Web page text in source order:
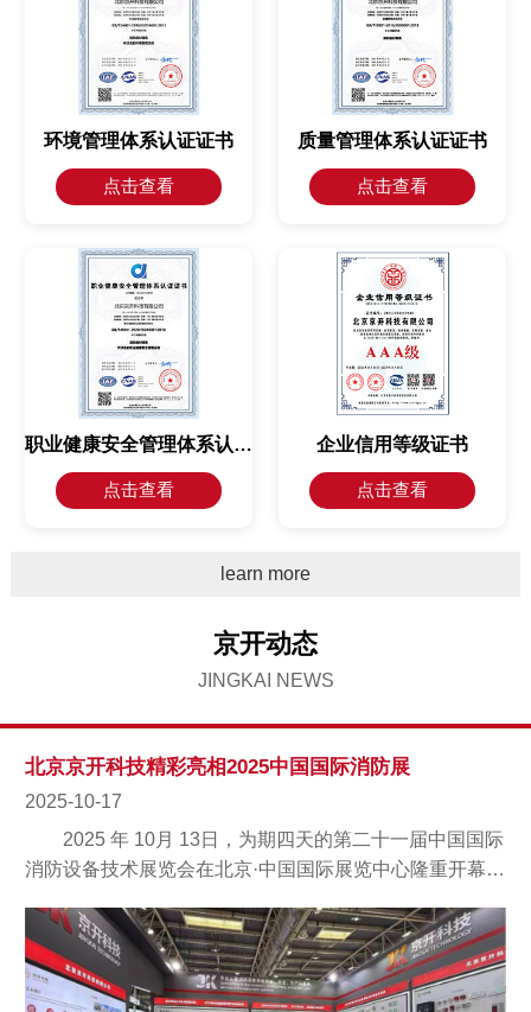
和完善的服务体系，赢得了客户的广泛赞誉和信赖。
环境管理体系认证证书
点击查看
质量管理体系认证证书
点击查看
职业健康安全管理体系认证证书
点击查看
企业信用等级证书
点击查看
learn more
京开动态
JINGKAI NEWS
北京京开科技精彩亮相2025中国国际消防展
2025-10-17
2025 年 10月 13日，为期四天的第二十一届中国国际
消防设备技术展览会在北京·中国国际展览中心隆重开幕。